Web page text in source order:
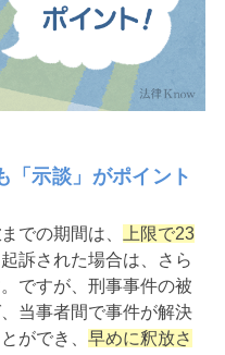
「示談」がポイント
までの期間は、
上限で23
訴された場合は、さら
ですが、刑事事件の被
当事者間で事件が解決
ができ、 早めに釈放さ